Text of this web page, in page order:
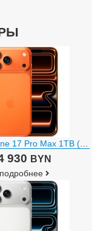
930 BYN
подробнее